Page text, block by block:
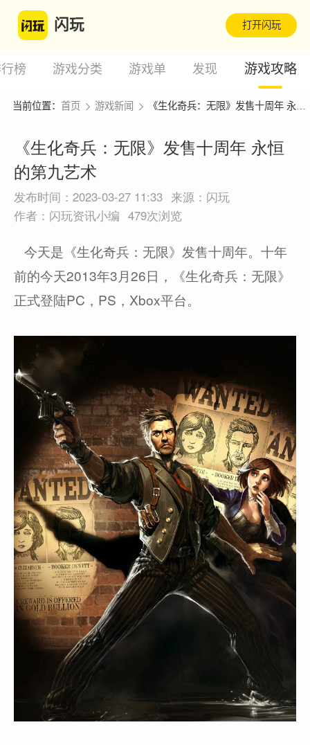
闪玩 打开闪玩
榜 游戏分类 游戏单 发现 游戏攻略
当前位置： 首页 游戏新闻 《生化奇兵：无限》发售十周年 永恒的第九艺术
《生化奇兵：无限》发售十周年 永恒
的第九艺术
发布时间：2023-03-27 11:33 来源：闪玩
作者：闪玩资讯小编 479次浏览
今天是《生化奇兵：无限》发售十周年。十年
前的今天2013年3月26日，《生化奇兵：无限》
正式登陆PC，PS，Xbox平台。